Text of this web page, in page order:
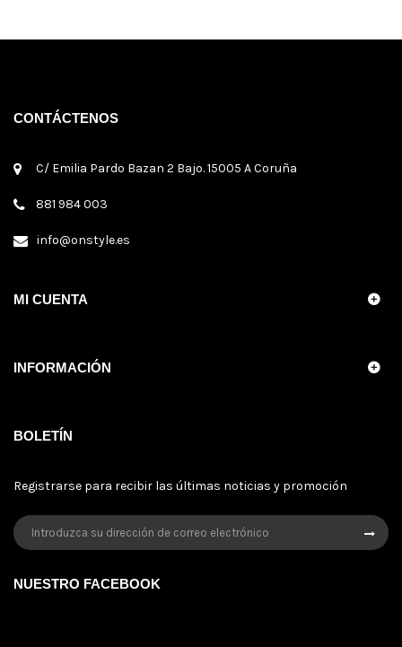
CONTÁCTENOS
C/ Emilia Pardo Bazan 2 Bajo. 15005 A Coruña
881 984 003
info@onstyle.es
MI CUENTA
INFORMACIÓN
BOLETÍN
Registrarse para recibir las últimas noticias y promoción
NUESTRO FACEBOOK